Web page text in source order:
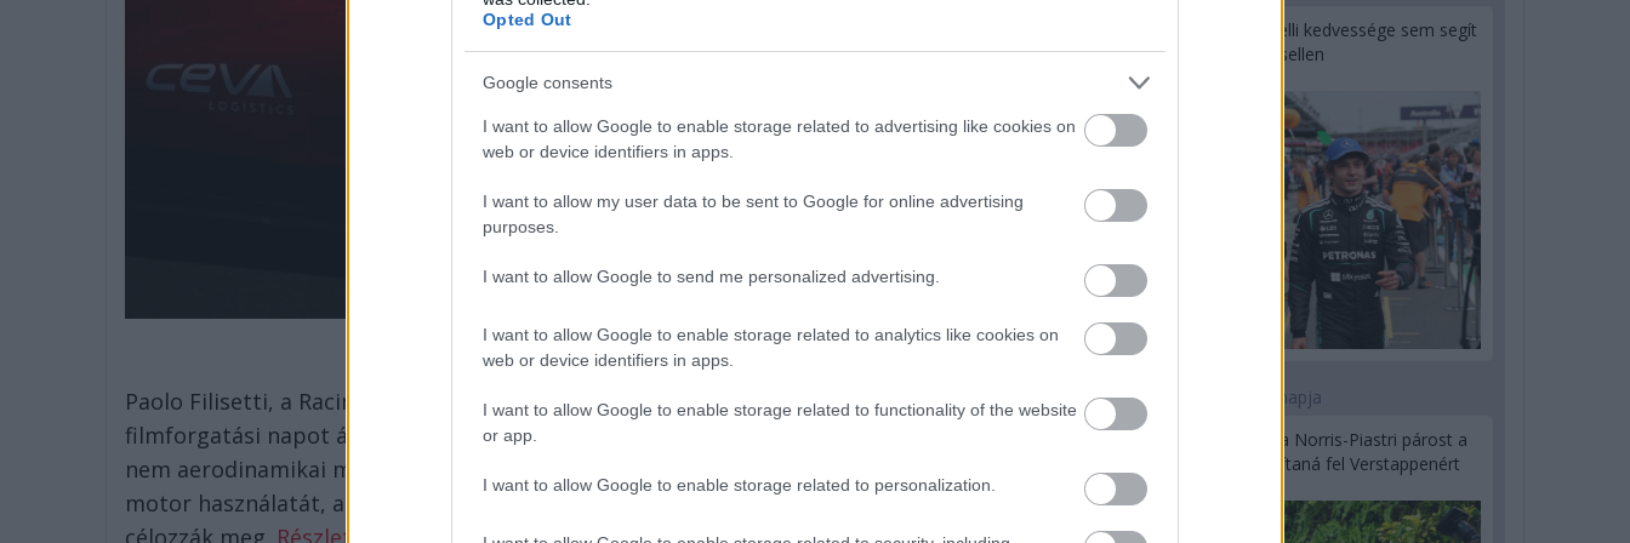
Opted Out
Google consents
I want to allow Google to enable storage related to advertising like cookies on
web or device identifiers in apps.
I want to allow my user data to be sent to Google for online advertising
purposes.
I want to allow Google to send me personalized advertising.
I want to allow Google to enable storage related to analytics like cookies on
web or device identifiers in apps.
I want to allow Google to enable storage related to functionality of the website
or app.
I want to allow Google to enable storage related to personalization.
Paolo Filisetti, a Racingnews365.com technikai elemzője szerint a csapat ezért is tart
filmforgatási napot áprilisban: a Ferrari Monzára tervez egy ilyen, és Filisetti szerint
nem aerodinamikai módosításokat szeretnének kipróbálni, hanem kifejezetten a
motor használatát, annak visszatöltését, illetve a turbó hatékonyabb használatát
célozzák meg. Részletek itt olvashatóak.
Montoya szerint Antonelli kedvessége sem segít
Russellen
2 napja
Hakkinen megtartaná a Norris-Piastri párost a
McLarennél, nem borítaná fel Verstappenért